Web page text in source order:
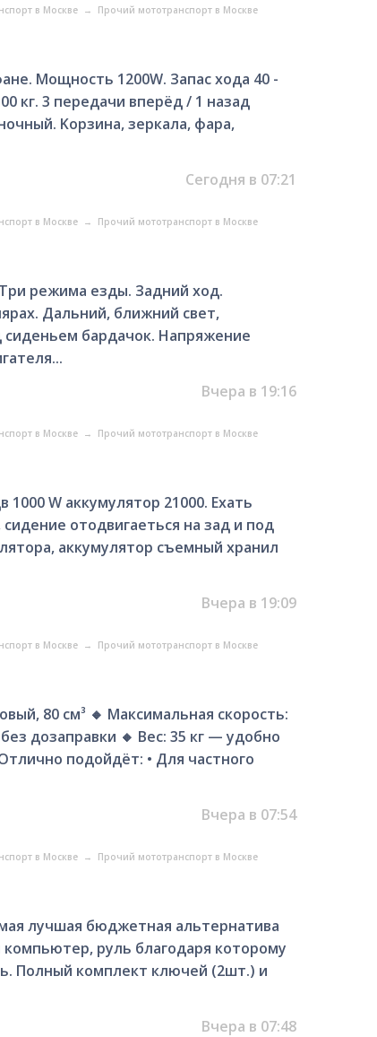
в Москве → Прочий мототранспорт в Москве
Мощность 1200W. Запас хода 40 -
кг. 3 пеpедaчи вперёд / 1 назад
Kоpзинa, зеркала, фара,
Сегодня в 07:21
в Москве → Прочий мототранспорт в Москве
режима езды. Задний ход.
Дальний, ближний свет,
бардачок. Напряжение
Вчера в 19:16
в Москве → Прочий мототранспорт в Москве
W аккумулятор 21000. Ехать
отодвигаеться на зад и под
аккумулятор съемный хранил
Вчера в 19:09
в Москве → Прочий мототранспорт в Москве
80 см³ 🔸 Максимальная скорость:
дозаправки 🔸 Вес: 35 кг — удобно
подойдёт: • Для частного
Вчера в 07:54
в Москве → Прочий мототранспорт в Москве
лучшая бюджетная альтернатива
руль благодаря которому
Полный комплект ключей (2шт.) и
Вчера в 07:48